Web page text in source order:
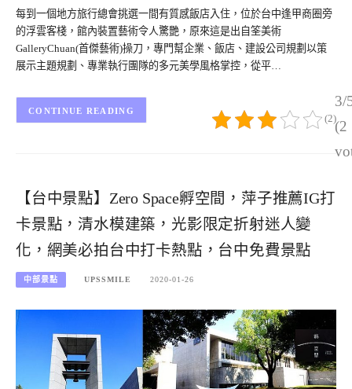
每到一個地方旅行總會挑選一間有質感飯店入住，位於台中逢甲商圈旁
的浮雲客棧，館內裝置藝術令人驚艷，原來這是出自筌美術
GalleryChuan(首傑藝術)操刀，專門幫企業、飯店、建設公司規劃以策
展示主題規劃、專業執行團隊的多元美學風格掌控，從平…
3/
(2
(2)
CONTINUE READING
【台中景點】Zero Space孵空間，萍子推薦IG打
卡景點，清水模建築，光影限定折射迷人變
化，網美必拍台中打卡熱點，台中免費景點
中部景點 UPSSMILE 2020-01-26